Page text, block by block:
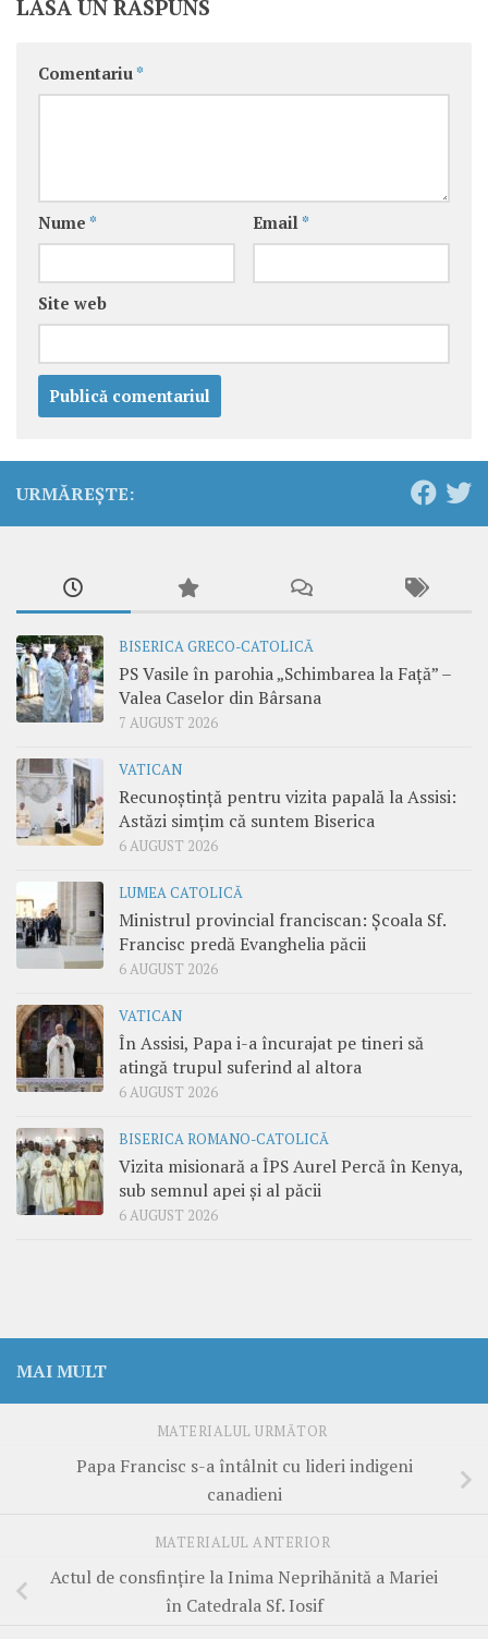
LASĂ UN RĂSPUNS
Comentariu *
Nume * Email *
Site web
URMĂREȘTE:
BISERICA GRECO-CATOLICĂ
PS Vasile în parohia „Schimbarea la Față” –
Valea Caselor din Bârsana
7 AUGUST 2026
VATICAN
Recunoștință pentru vizita papală la Assisi:
Astăzi simțim că suntem Biserica
6 AUGUST 2026
LUMEA CATOLICĂ
Ministrul provincial franciscan: Școala Sf.
Francisc predă Evanghelia păcii
6 AUGUST 2026
VATICAN
În Assisi, Papa i-a încurajat pe tineri să
atingă trupul suferind al altora
6 AUGUST 2026
BISERICA ROMANO-CATOLICĂ
Vizita misionară a ÎPS Aurel Percă în Kenya,
sub semnul apei și al păcii
6 AUGUST 2026
MAI MULT
MATERIALUL URMĂTOR
Papa Francisc s-a întâlnit cu lideri indigeni
canadieni
MATERIALUL ANTERIOR
Actul de consfințire la Inima Neprihănită a Mariei
în Catedrala Sf. Iosif